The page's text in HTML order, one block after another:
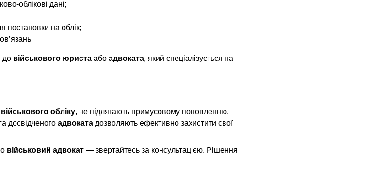
облікові дані;
постановки на облік;
до військового юриста або адвоката, який спеціалізується на
обліку, не підлягають примусовому поновленню.
досвідченого адвоката дозволяють ефективно захистити свої
військовий адвокат — звертайтесь за консультацією. Рішення